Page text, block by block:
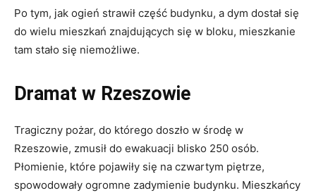
Po tym, jak ogień strawił część budynku, a dym dostał się
do wielu mieszkań znajdujących się w bloku, mieszkanie
tam stało się niemożliwe.
Dramat w Rzeszowie
Tragiczny pożar, do którego doszło w środę w
Rzeszowie, zmusił do ewakuacji blisko 250 osób.
Płomienie, które pojawiły się na czwartym piętrze,
spowodowały ogromne zadymienie budynku. Mieszkańcy